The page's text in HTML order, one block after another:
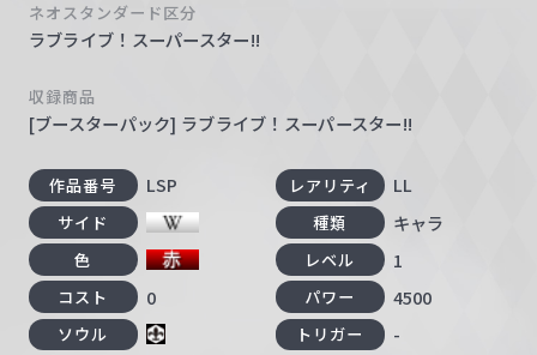
ネオスタンダード区分
ラブライブ！スーパースター!!
収録商品
[ブースターパック] ラブライブ！スーパースター!!
作品番号 LSP レアリティ LL
サイド 種類 キャラ
色 レベル 1
コスト 0 パワー 4500
ソウル トリガー -